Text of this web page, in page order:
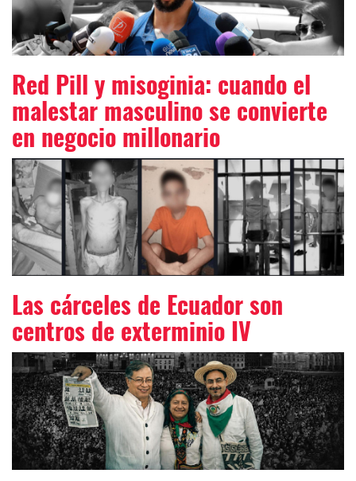
Red Pill y misoginia: cuando el
malestar masculino se convierte
en negocio millonario
Las cárceles de Ecuador son
centros de exterminio IV